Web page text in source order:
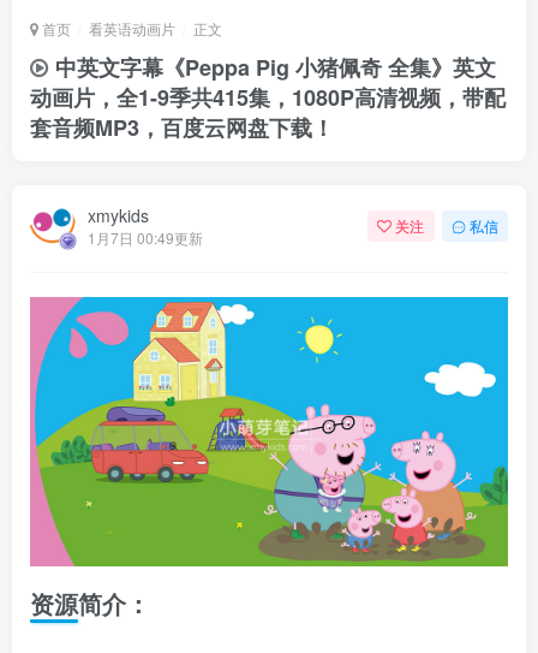
首页 看英语动画片 正文
中英文字幕《Peppa Pig 小猪佩奇 全集》英文
动画片，全1-9季共415集，1080P高清视频，带配
套音频MP3，百度云网盘下载！
xmykids
1月7日 00:49更新
关注 私信
资源简介：